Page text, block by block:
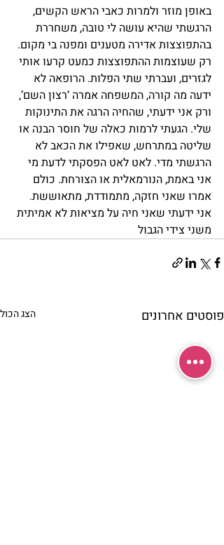
באופן מוזר ולמרות כאבי הראש הקשים,
הרגשתי שהיא עושה לי טובה, משחררת
בהתפוצצות אדירה מטענים ומפנה בי מקום.
רק שעוצמות ההתפוצצות כמעט קרעו אותי
לגזרים, ועברתי שתי הפלות. הרופאה לא
ידעה מה קורה, המשפחה אמרה ‘רצון השם’,
ורק אני ידעתי, שהחיה הרגה את התינוקות
שלי. הגעתי לרמות כאלה של חוסר הבנה או
שליטה במתרחש, שאפילו את הכאב לא
הרגשתי מדי. לאט לאט הפסקתי לדעת מי
אני באמת, הנורמאלית או הצורחת. כולם
אמרו שאני חזקה, מתמודדת, מתאוששת.
אני ידעתי שאני חיה על מציאות לא אמיתית
משני צידי הגבול
פוסטים אחרונים הצג הכול